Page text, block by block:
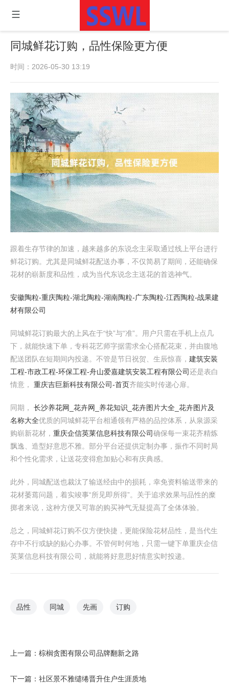
同城鲜花订购，品性保险更方便
时间：2026-05-30 13:19
跟着生存节律的加速，越来越多的东说念主采取通过线上平台进行
鲜花订购。尤其是同城鲜花配送办事，不仅简易了期间，还能确保
花材的崭新度和品性，成为当代东说念主送花的首选神气。
安徽陶粒-重庆陶粒-湖北陶粒-湖南陶粒-广东陶粒-江西陶粒-战果建
材有限公司
同城鲜花订购最大的上风在于“快”与“准”。用户只需在手机上点几
下，就能快速下单，专科花艺师字据需求全心搭配花束，并由腹地
配送团队在短期间内投递。不管是节日祝贺、生辰惊喜， 建筑安装
工程-市政工程-环保工程-舟山爱嘉建筑安装工程有限公司还是表白
情意， 重庆吉巨新科技有限公司-首页齐能实时传递心扉。
同期， 长沙养花网_花卉网_养花知识_花卉图片大全_花卉图片及
名称大全优质的同城鲜花平台相通领有严格的品控体系，从泉源采
购崭新花材， 重庆企信英莱信息科技有限公司确保每一束花齐精炼
飘逸、造型好意思不雅。部分平台还提供定制办事，振作不同时局
和个性化需求，让送花变得愈加贴心和有庆典感。
此外，同城配送也裁汰了输送经由中的损耗，幸免资料输送带来的
花材萎蔫问题，着实竣事“所见即所得”。关于追求效果与品性的糜
掷者来说，这种方便又可靠的购买神气无疑提高了全体体验。
总之，同城鲜花订购不仅方便快捷，更能保险花材品性，是当代生
存中不行或缺的贴心办事。不管何时何地，只需一键下单重庆企信
英莱信息科技有限公司，就能将好意思好情意实时投递。
品性 同城 先画 订购
上一篇： 棕榈贪图有限公司品牌翻新之路
下一篇： 社区景不雅缱绻晋升住户生涯质地